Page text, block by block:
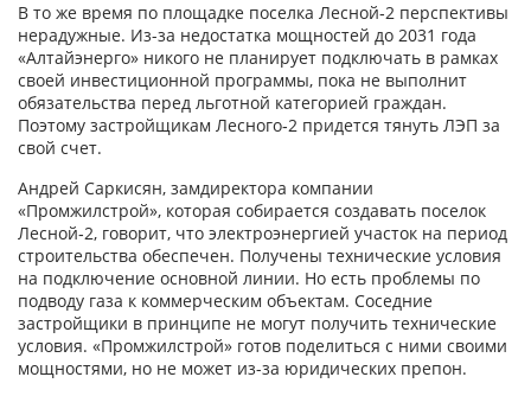
В то же время по площадке поселка Лесной‑2 перспективы
нерадужные. Из-за недостатка мощностей до 2031 года
«Алтайэнерго» никого не планирует подключать в рамках
своей инвестиционной программы, пока не выполнит
обязательства перед льготной категорией граждан.
Поэтому застройщикам Лесного‑2 придется тянуть ЛЭП за
свой счет.
Андрей Саркисян, замдиректора компании
«Промжилстрой», которая собирается создавать поселок
Лесной‑2, говорит, что электроэнергией участок на период
строительства обеспечен. Получены технические условия
на подключение основной линии. Но есть проблемы по
подводу газа к коммерческим объектам. Соседние
застройщики в принципе не могут получить технические
условия. «Промжилстрой» готов поделиться с ними своими
мощностями, но не может из-за юридических препон.